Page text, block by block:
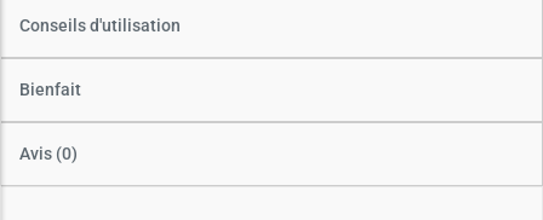
Bienfait
Conseils d'utilisation
Avis (0)